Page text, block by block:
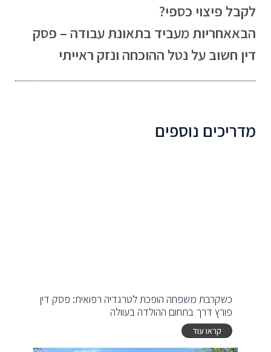
לקבל פיצוי כספי?
הבאאחריות מעביד בתאונת עבודה – פסק
דין חשוב על נטל ההוכחה ונזק ראייתי
מדריכים נוספים
כשקרבת משפחה הופכת לטרגדיה רפואית: פסק דין
פורץ דרך בתחום ההולדה בעוולה
קראו עוד